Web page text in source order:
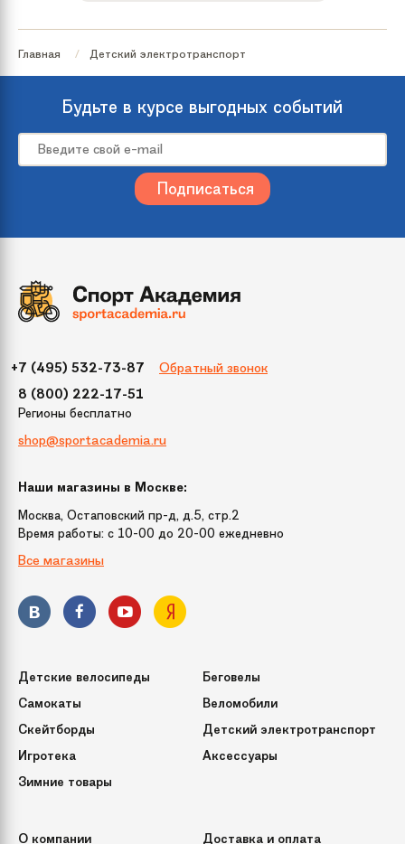
Вес 25 кг
электромобиля
Квадроцикл
Красный
Мотор/редуктор 2x45W
Материал
сиденья
Пластик
Материал колес Резиновые колеса Eva
Габариты 116х64х84
Количество
скоростей
Для возраста от 3 лет
Максимальная
скорость
Аккумулятор 12V/10Ah
Количество мест
Особенности Свет фар; передние и задние,
Главная Детский электротранспорт
Будьте в курсе выгодных событий
+7 (495) 532-73-87 Обратный звонок
8 (800) 222-17-51
Регионы бесплатно
shop@sportacademia.ru
Наши магазины в Москве:
Москва, Остаповский пр-д, д.5, стр.2
Время работы: c 10-00 до 20-00 ежедневно
Все магазины
Детские велосипеды
Беговелы
Самокаты
Веломобили
Скейтборды
Детский электротранспорт
Игротека
Аксессуары
Зимние товары
О компании Доставка и оплата